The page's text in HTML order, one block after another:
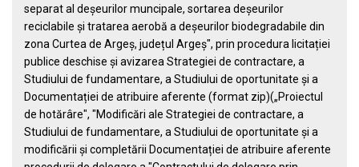
separat al deșeurilor muncipale, sortarea deșeurilor
reciclabile și tratarea aerobă a deșeurilor biodegradabile din
zona Curtea de Argeș, județul Argeș", prin procedura licitației
publice deschise și avizarea Strategiei de contractare, a
Studiului de fundamentare, a Studiului de oportunitate și a
Documentației de atribuire aferente (format zip)(„Proiectul
de hotărâre", "Modificări ale Strategiei de contractare, a
Studiului de fundamentare, a Studiului de oportunitate și a
modificării și completării Documentației de atribuire aferente